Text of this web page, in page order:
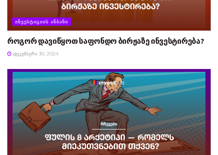
ᲘᲜᲕᲔᲡᲢᲘᲪᲘᲘᲡ ᲐᲜᲑᲐᲜᲘ
როგორ დავიწყოთ საფონდო ბირჟაზე ინვესტირება?
ᲓᲔᲙᲔᲛᲑᲔᲠᲘ 30, 2024